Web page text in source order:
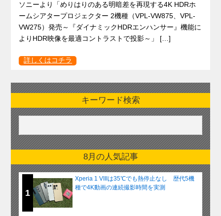
ソニーより「めりはりのある明暗差を再現する4K HDRホ
ームシアタープロジェクター 2機種（VPL-VW875、VPL-
VW275）発売～『ダイナミックHDRエンハンサー』機能に
よりHDR映像を最適コントラストで投影～」 […]
詳しくはコチラ
キーワード検索
8月の人気記事
1
Xperia 1 VIIIは35℃でも熱停止なし 歴代5機
種で4K動画の連続撮影時間を実測